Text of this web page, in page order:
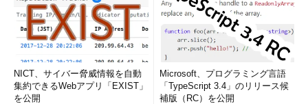
に設置される。そのおかげで、こうした要件を持つアプリケーシ
ョンは、インフラを構築することなく、クラウドサービス事業者
のネイティブサービスから直接実行される。ATMのようなクラウ
ドサービスポイントの導入と展開は、エッジコンピューティング
の1つの実装と考えられる。エッジコンピューティングは急成長
を続けている。
NICT、サイバー脅威情報を自動
集約できるWebアプリ「EXIST」
を公開
Microsoft、プログラミング言語
「TypeScript 3.4」のリリース候
補版（RC）を公開